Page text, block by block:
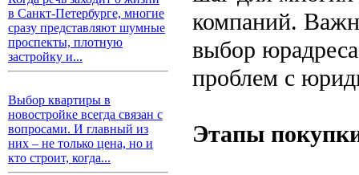
в Санкт-Петербурге, многие
сразу представляют шумные
проспекты, плотную
застройку и...
Выбор квартиры в
новостройке всегда связан с
вопросами. И главный из
них – не только цена, но и
кто строит, когда...
компаний.
выбор
проблем с
Этапы